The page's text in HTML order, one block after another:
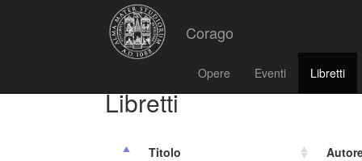
Corago
Opere Eventi Libretti
Libretti
Titolo